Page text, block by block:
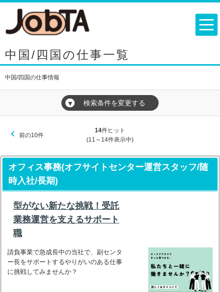
中国/四国の仕事一覧
中国/四国の仕事情報
▼ 検索条件を変更する
前の10件
14件ヒット
(11～14件表示中)
オフィス事務(オフサイトセンター運営スタッフ/随
時入社/長期)
型がない新たな挑戦！受託
業務運営を支えるサポート
職
請負事業で急成長中の当社で、副センタ
ー長をサポートするやりがいのある仕事
に挑戦してみませんか？